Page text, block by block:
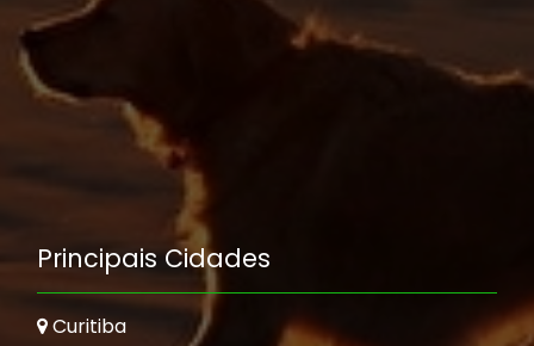
Principais Cidades
Curitiba